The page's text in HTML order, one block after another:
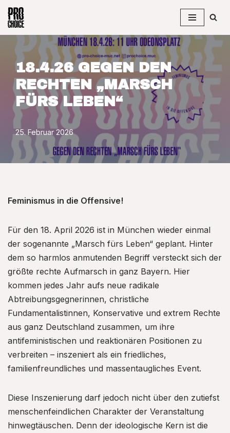
Zum
Inhalt
springen
18.4.26 GEGEN DEN
RECHTEN „MARSCH
FÜRS LEBEN“
25. Februar 2026
Feminismus in die Offensive!
Für den 18. April 2026 ist in München wieder einmal
der sogenannte „Marsch fürs Leben“ geplant. Hinter
dem so harmlos anmutenden Begriff versteckt sich der
größte rechte Aufmarsch in ganz Bayern. Hier
kommen jedes Jahr aufs neue radikale
Abtreibungsgegnerinnen, christliche
Fundamentalistinnen, Konservative und extrem Rechte
aus ganz Deutschland zusammen, um ihre
antifeministischen und reaktionären Positionen zu
verbreiten – inszeniert als ein friedliches,
familienfreundliches und massentaugliches Event.
Diese Inszenierung darf jedoch nicht über den zutiefst
menschenfeindlichen Charakter der Veranstaltung
hinwegtäuschen. Denn der ideologische Kern ist die